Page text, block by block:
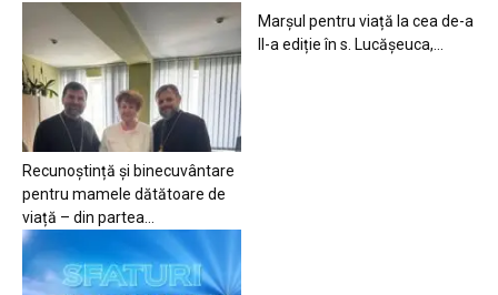
Recunoștință și binecuvântare
pentru mamele dătătoare de
viață – din partea...
Marșul pentru viață la cea de-a
II-a ediție în s. Lucășeuca,...